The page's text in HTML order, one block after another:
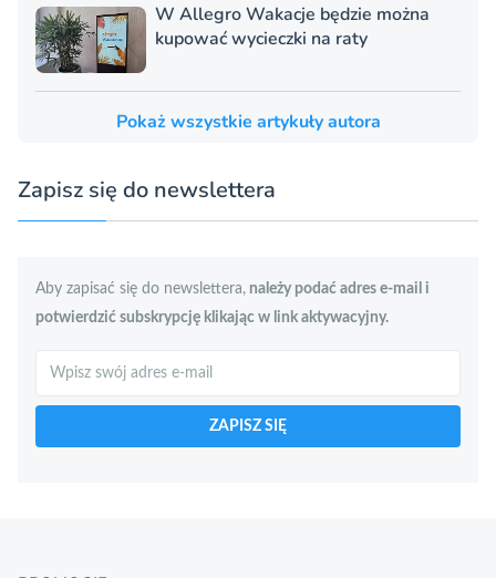
W Allegro Wakacje będzie można
kupować wycieczki na raty
Pokaż wszystkie artykuły autora
Zapisz się do newslettera
Aby zapisać się do newslettera, należy podać adres e-mail i
potwierdzić subskrypcję klikając w link aktywacyjny.
ZAPISZ SIĘ